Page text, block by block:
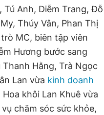
Tú Anh, Diễm Trang, Đỗ
Thúy Vân, Phan Thị
MC, biên tập viên
Hương bước sang
Hằng, Trà Ngọc
Lan vừa kinh doanh
khôi Lan Khuê vừa
chăm sóc sức khỏe,